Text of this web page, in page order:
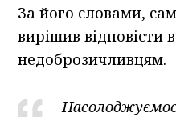
За його словами,
вирішив відповісти
недоброзичливцям.